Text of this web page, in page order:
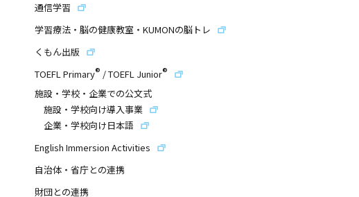
通信学習
学習療法・脳の健康教室・KUMONの脳トレ
くもん出版
TOEFL Primary® /TOEFL Junior®
施設・学校・企業での公文式
施設・学校向け導入事業
企業・学校向け日本語
English Immersion Activities
自治体・省庁との連携
財団との連携